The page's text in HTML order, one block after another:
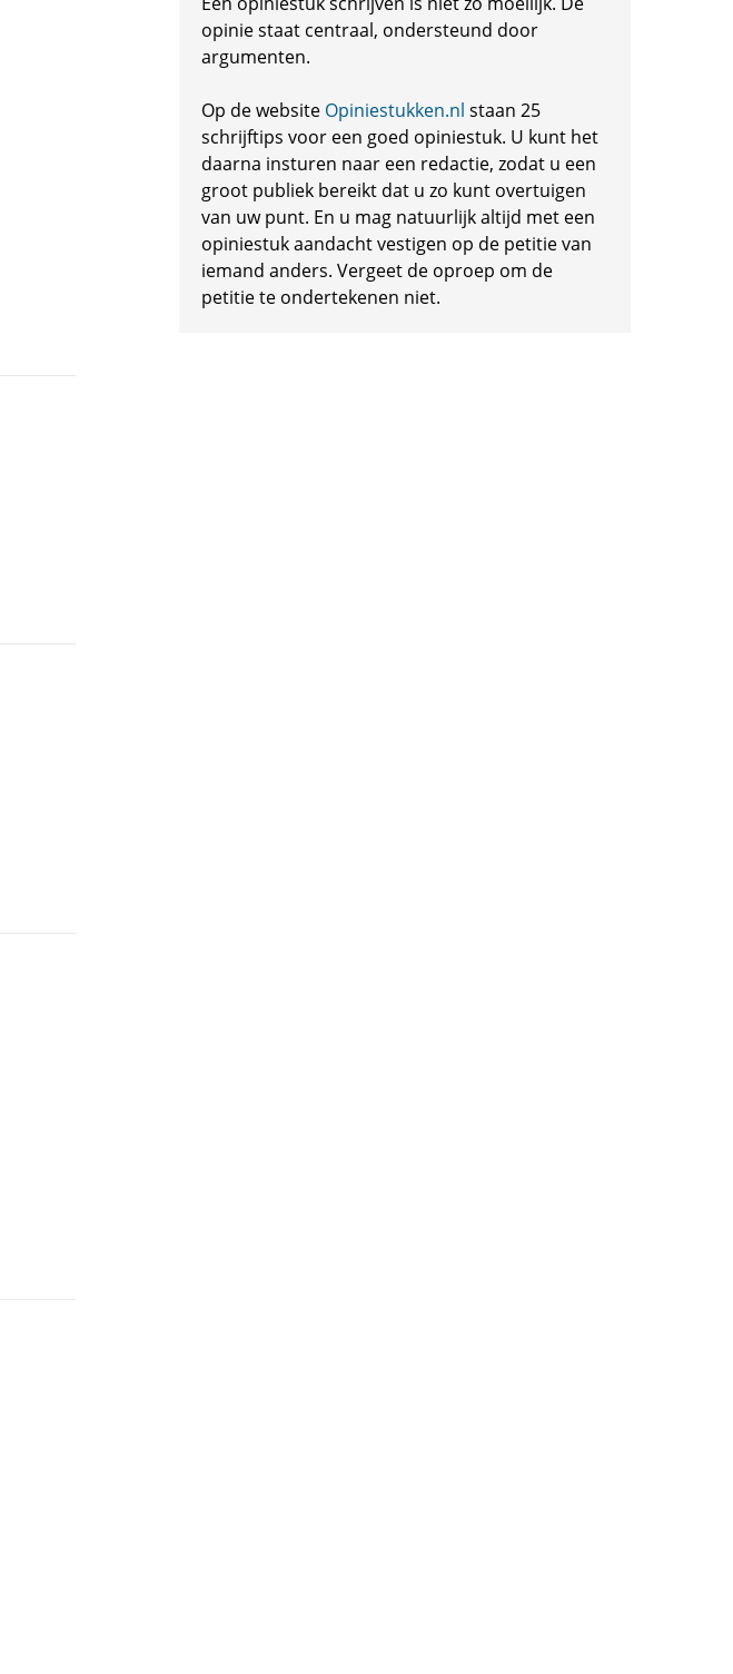
opinie staat centraal, ondersteund door
argumenten.
Op de website Opiniestukken.nl staan 25
schrijftips voor een goed opiniestuk. U kunt het
daarna insturen naar een redactie, zodat u een
groot publiek bereikt dat u zo kunt overtuigen
van uw punt. En u mag natuurlijk altijd met een
opiniestuk aandacht vestigen op de petitie van
iemand anders. Vergeet de oproep om de
petitie te ondertekenen niet.